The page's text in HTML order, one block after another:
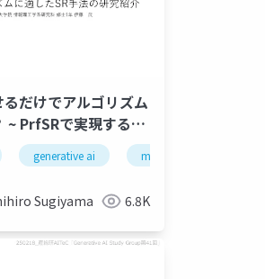
ai
descriptors
ai agent
だけでアルゴリズム
~ PrfSRで実現する数
自動解析 ~
generative ai machine learning
Sugiyama 6.8K